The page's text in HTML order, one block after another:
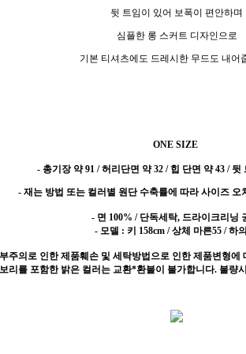
뒷 트임이 있어 보폭이 편안하며
심플한 롱 스커트 디자인으로
기본 티셔츠에도 드레시한 무드도 내어
ONE SIZE
- 총기장 약 91 / 허리단면 약 32 / 힙 단면 약 43 / 뒷
- 재는 방법 또는 컬러별 원단 수축률에 따라 사이즈 오
- 면 100% / 단독세탁, 드라이크리닝
- 모델 : 키 158cm / 상체 마른55 / 하
주의로 인한 제품훼손 및 세탁방법으로 인한 제품변형에
리를 포함한 밝은 컬러는 교환*환불이 불가합니다. 불량